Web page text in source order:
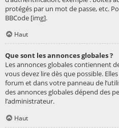
protégés par un mot de passe, etc.
BBCode [img].
Haut
Que sont les annonces globales ?
Les annonces globales contiennent
vous devez lire dès que possible.
forum et dans votre panneau de
des annonces globales dépend des
l’administrateur.
Haut